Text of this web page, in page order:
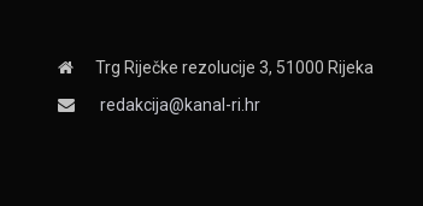
Trg Riječke rezolucije 3, 51000 Rijeka
redakcija@kanal-ri.hr